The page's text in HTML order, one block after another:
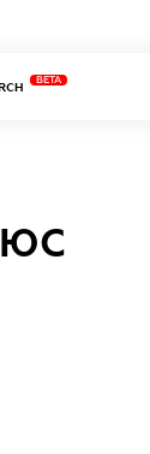
BETA